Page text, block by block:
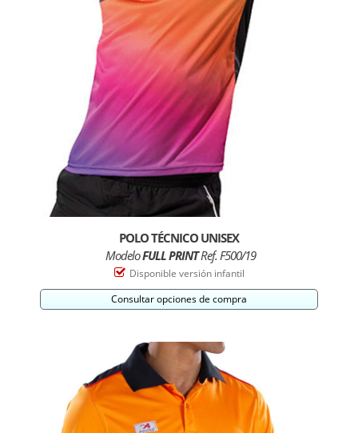
POLO TÉCNICO UNISEX
ModeloFULL PRINTRef. F500/19
Disponible versión infantil
Consultar opciones de compra